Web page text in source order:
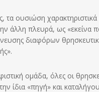
ουσιώση χαρα­κτηριστικά
άλλη πλευρά, ως «εκείνα
διαφόρων
ομάδα, όλες οι
ίδια «πηγή» και